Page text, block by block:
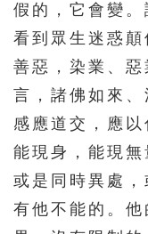
201 202
206 207
211 212
221 222
226 227
231 232
假的，它會變。
看到眾生迷惑
善惡，染業、
言，諸佛如來
感應道交，應
能現身，能現無
或是同時異處
有他不能的。